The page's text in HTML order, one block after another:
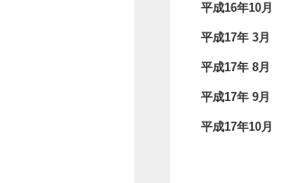
平成16年10月
平成17年 3月
平成17年 8月
平成17年 9月
平成17年10月